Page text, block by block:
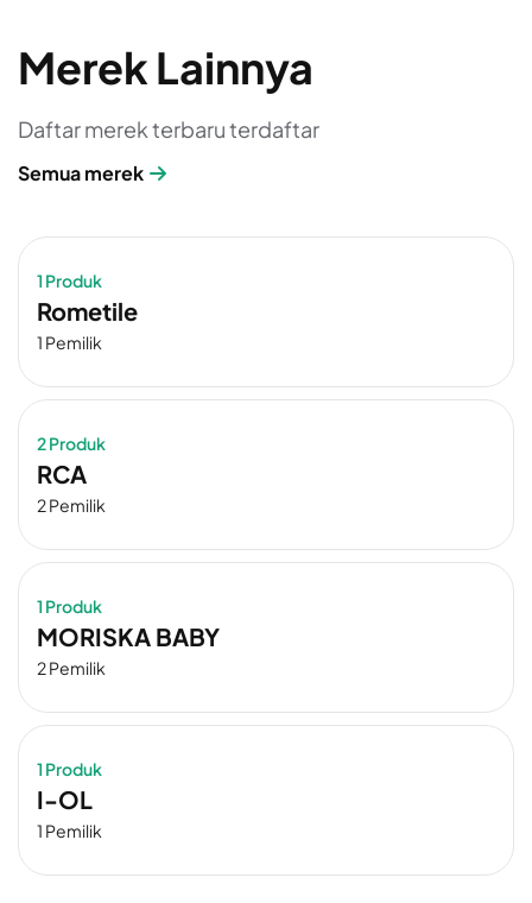
Merek Lainnya
Daftar merek terbaru terdaftar
Semua merek
1 Produk
Rometile
1 Pemilik
2 Produk
RCA
2 Pemilik
1 Produk
MORISKA BABY
2 Pemilik
1 Produk
I-OL
1 Pemilik